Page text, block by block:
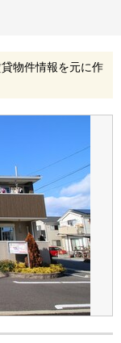
物件情報を元に作